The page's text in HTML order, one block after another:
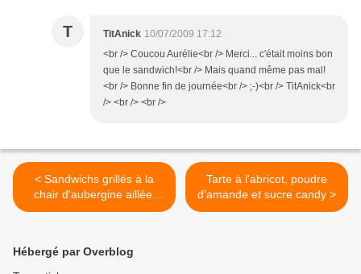
T TitAnick 10/07/2009 17:12
<br /> Coucou Aurélie<br /> Merci... c'était moins bon
que le sandwich!<br /> Mais quand même pas mal!
<br /> Bonne fin de journée<br /> ;-)<br /> TitAnick<br
/> <br /> <br />
< Sandwichs grillés à la
chair d'aubergine aillée,
tomate, fêta, basilic
Tarte à l'abricot, poudre
d'amande et sucre candy >
Hébergé par Overblog